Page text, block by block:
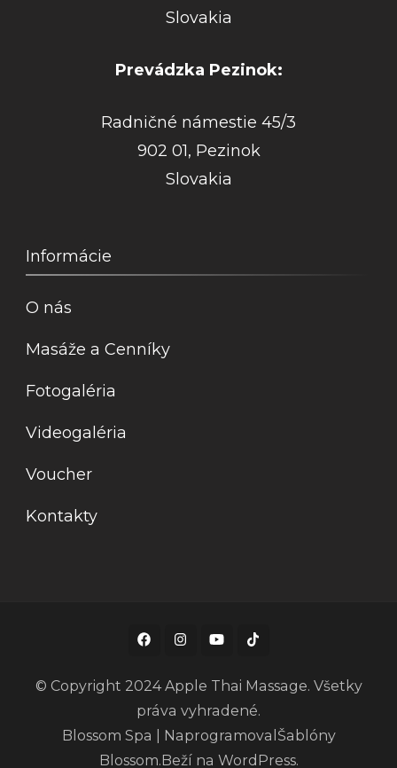
Slovakia
Prevádzka Pezinok:
Radničné námestie 45/3
902 01, Pezinok
Slovakia
Informácie
O nás
Masáže a Cenníky
Fotogaléria
Videogaléria
Voucher
Kontakty
© Copyright 2024 Apple Thai Massage. Všetky
práva vyhradené.
Blossom Spa | Naprogramoval Šablóny
Blossom.Beží na WordPress.